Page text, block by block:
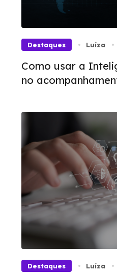
Destaques Luíza
Como usar a
no
Destaques Luíza